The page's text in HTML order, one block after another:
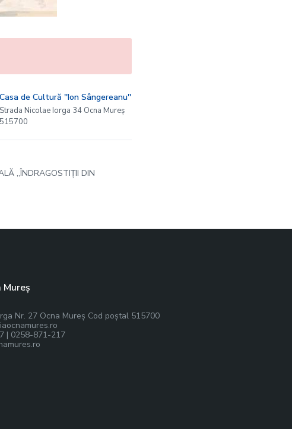
Casa de Cultură ''Ion Sângereanu''
Strada Nicolae Iorga 34 Ocna Mureș
515700
,,ÎNDRAGOSTIȚII DIN
Mureș
Nr. 27 Ocna Mureș Cod poștal 515700
| 0258-871-217